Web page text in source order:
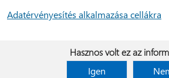
Adatérvényesítés alkalmazása cellákra
Hasznos volt ez az
Igen